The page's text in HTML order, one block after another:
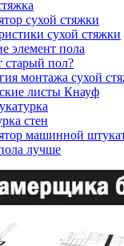
сухой стяжки
сухой стяжки
элемент пола
старый пол?
монтажа сухой
листы Кнауф
стен
машинной
лучше